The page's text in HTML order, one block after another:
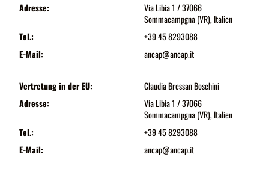
Adresse:
Via Libia 1 / 37066
Sommacampgna (VR), Italien
Tel.:
+39 45 8293088
E-Mail:
ancap@ancap.it
Vertretung in der EU:
Claudia Bressan Boschini
Adresse:
Via Libia 1 / 37066
Sommacampgna (VR), Italien
Tel.:
+39 45 8293088
E-Mail:
ancap@ancap.it